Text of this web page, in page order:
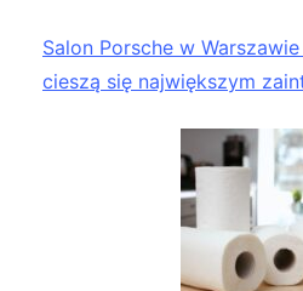
Salon Porsche w
cieszą się największym